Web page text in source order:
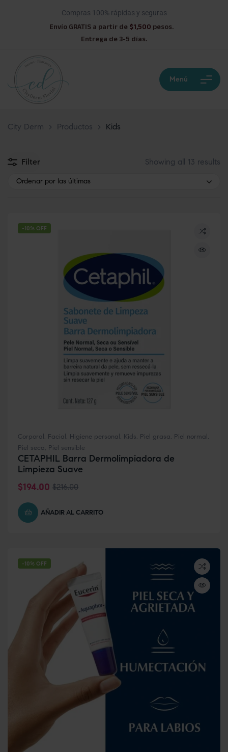
Compras 100% rápidas y seguras
Envío GRATIS a partir de $1,500 pesos.
Entrega de 3-5 días.
Menú
City Derm > Productos > Kids
Filter Showing all 13 results
Ordenar por las últimas
-10% OFF
Corporal, Facial, Higiene personal, Kids, Piel grasa, Piel normal,
Piel seca, Piel sensible
CETAPHIL Barra Dermolimpiadora de
Limpieza Suave
$216.00
$194.00
AÑADIR AL CARRITO
-10% OFF